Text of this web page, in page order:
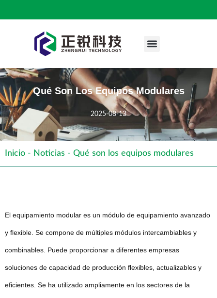
Qué Son Los Equipos Modulares
2025-08-13
Inicio - Noticias - Qué son los equipos modulares
El equipamiento modular es un módulo de equipamiento avanzado
y flexible. Se compone de múltiples módulos intercambiables y
combinables. Puede proporcionar a diferentes empresas
soluciones de capacidad de producción flexibles, actualizables y
eficientes. Se ha utilizado ampliamente en los sectores de la